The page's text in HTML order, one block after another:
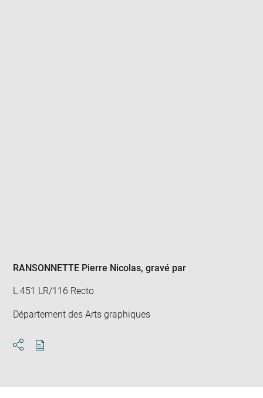
window
RANSONNETTE Pierre Nicolas, gravé par
L 451 LR/116 Recto
Département des Arts graphiques